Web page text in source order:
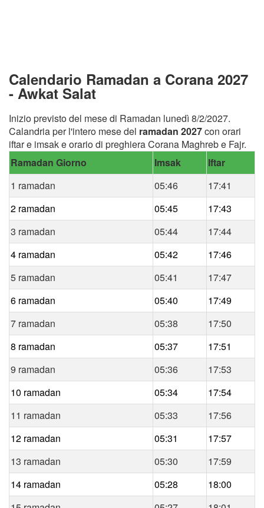
Calendario Ramadan a Corana 2027
- Awkat Salat
Inizio previsto del mese di Ramadan lunedì 8/2/2027.
Calandria per l'intero mese del ramadan 2027con orari
iftar e imsak e orario di preghiera Corana Maghreb e Fajr.
Ramadan Giorno
Imsak
Iftar
1 ramadan
05:46
17:41
2 ramadan
05:45
17:43
3 ramadan
05:44
17:44
4 ramadan
05:42
17:46
5 ramadan
05:41
17:47
6 ramadan
05:40
17:49
7 ramadan
05:38
17:50
8 ramadan
05:37
17:51
9 ramadan
05:36
17:53
10 ramadan
05:34
17:54
11 ramadan
05:33
17:56
12 ramadan
05:31
17:57
13 ramadan
05:30
17:59
14 ramadan
05:28
18:00